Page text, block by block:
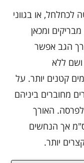
לכחלחל, או בגווני
ומכאן
הגב אפשר
ושם ללא
קטנים יותר. על
מחוברים ביניהם
האורך
אך הנחשים
יותר.